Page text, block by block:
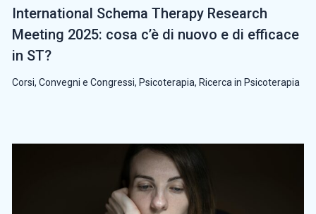
International Schema Therapy Research
Meeting 2025: cosa c’è di nuovo e di efficace
in ST?
Corsi, Convegni e Congressi, Psicoterapia, Ricerca in Psicoterapia